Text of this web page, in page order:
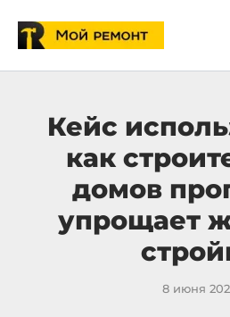
содержимому
Кейс
как
домов
упрощает
8 июня